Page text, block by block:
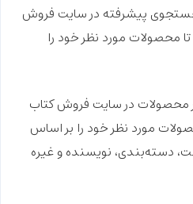
پیشرفته در سایت فروش
محصولات مورد نظر خود را
محصولات در سایت فروش کتاب
مورد نظر خود را بر اساس
دسته‌بندی، نویسنده و غیره